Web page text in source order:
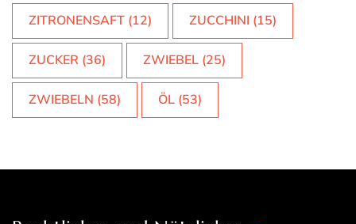
ZITRONENSAFT (12) ZUCCHINI (15)
ZUCKER (36) ZWIEBEL (25)
ZWIEBELN (58) ÖL (53)